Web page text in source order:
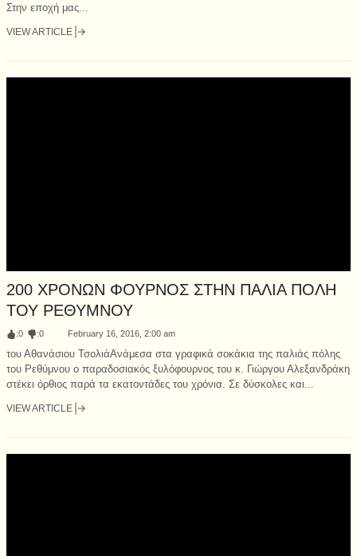
Στην εποχή μας...
VIEW ARTICLE
200 ΧΡΟΝΩΝ ΦΟΥΡΝΟΣ ΣΤΗΝ ΠΑΛΙΑ ΠΟΛΗ
ΤΟΥ ΡΕΘΥΜΝΟΥ
:0 :0 February 16, 2016, 2:00 am
του Αθανάσιου ΤσολιάΑνάμεσα στα γραφικά σοκάκια της παλιάς πόλης
του Ρεθύμνου ο παραδοσιακός ξυλόφουρνος του κ. Γιώργου Αλεξανδράκη
στέκει όρθιος παρά τα εκατοντάδες του χρόνια. Σε δύσκολες και...
VIEW ARTICLE